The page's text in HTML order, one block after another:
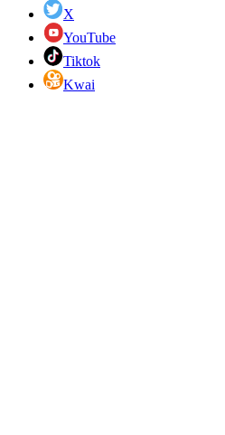
X
YouTube
Tiktok
Kwai